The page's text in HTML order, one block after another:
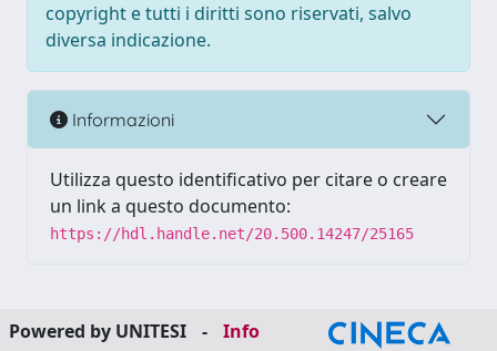
copyright e tutti i diritti sono riservati, salvo
diversa indicazione.
Informazioni
Utilizza questo identificativo per citare o creare
un link a questo documento:
https://hdl.handle.net/20.500.14247/25165
Powered by UNITESI -
Info